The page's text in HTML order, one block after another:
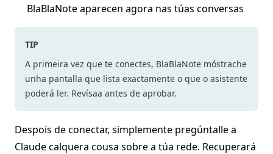
BlaBlaNote aparecen agora nas túas conversas
TIP
A primeira vez que te conectes, BlaBlaNote móstrache
unha pantalla que lista exactamente o que o asistente
poderá ler. Revísaa antes de aprobar.
Despois de conectar, simplemente pregúntalle a
Claude calquera cousa sobre a túa rede. Recuperará